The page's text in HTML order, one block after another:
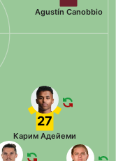
Agustín Canobbio
27
Карим Адейеми